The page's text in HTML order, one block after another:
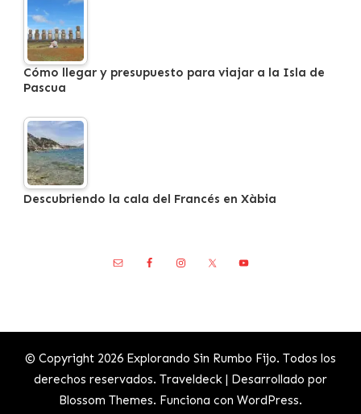
Cómo llegar y presupuesto para viajar a la Isla de
Pascua
Descubriendo la cala del Francés en Xàbia
© Copyright 2026 Explorando Sin Rumbo Fijo. Todos los
derechos reservados. Traveldeck | Desarrollado por
Blossom Themes. Funciona con WordPress.